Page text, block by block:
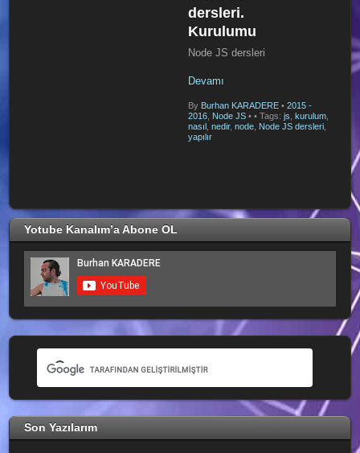
dersleri.
Kurulumu
Node JS dersleri
Devamı
By Burhan KARADERE • 2015 -
2016 Node JS • • Tags:js kurulum
nasıl
,nedir,node Node JS dersleri
yapılır
Yotube Kanalım’a Abone OL
Son Yazılarım